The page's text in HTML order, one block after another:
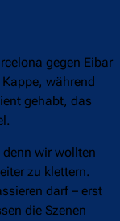
gegen Eibar
während
gehabt, das
wir wollten
zu klettern.
darf – erst
die Szenen